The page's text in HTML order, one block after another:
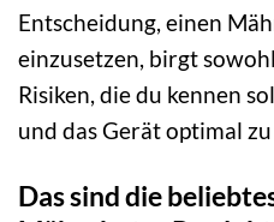
Entscheidung, einen
einzusetzen, birgt
Risiken, die du kennen
und das Gerät optimal
Das sind die